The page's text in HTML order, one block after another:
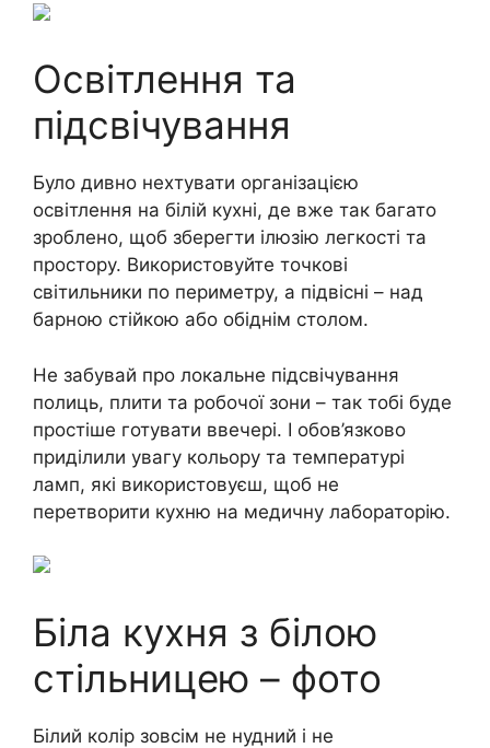
Освітлення та
підсвічування
Було дивно нехтувати організацією
освітлення на білій кухні, де вже так багато
зроблено, щоб зберегти ілюзію легкості та
простору. Використовуйте точкові
світильники по периметру, а підвісні – над
барною стійкою або обіднім столом.
Не забувай про локальне підсвічування
полиць, плити та робочої зони – так тобі буде
простіше готувати ввечері. І обов’язково
приділили увагу кольору та температурі
ламп, які використовуєш, щоб не
перетворити кухню на медичну лабораторію.
Біла кухня з білою
стільницею – фото
Білий колір зовсім не нудний і не